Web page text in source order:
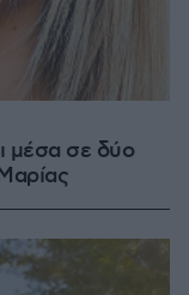
μέσα σε δύο